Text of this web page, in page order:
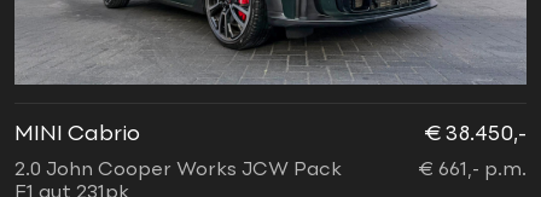
MINI Cabrio
2.0 John Cooper Works JCW Pack
€ 38.450,-
€ 661,- p.m.